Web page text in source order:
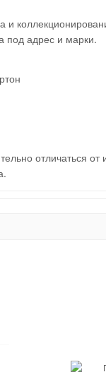
и
под адрес и марки.
отличаться